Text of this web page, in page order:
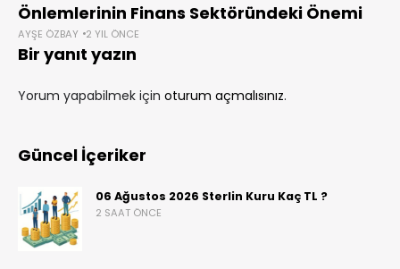
Önlemlerinin Finans Sektöründeki Önemi
AYŞE ÖZBAY 2 YIL ÖNCE
Bir yanıt yazın
Yorum yapabilmek için oturum açmalısınız.
Güncel İçeriker
06 Ağustos 2026 Sterlin Kuru Kaç TL ?
2 SAAT ÖNCE